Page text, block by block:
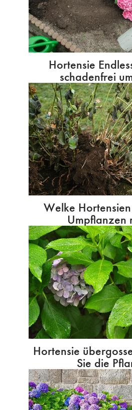
Hortensie
schadenfrei
Welke
Umpflanzen
Hortensie
Sie die